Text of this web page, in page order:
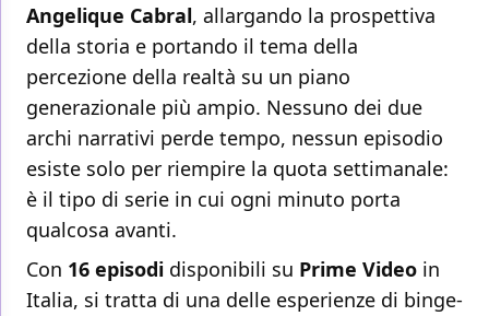
Angelique Cabral, allargando la prospettiva
della storia e portando il tema della
percezione della realtà su un piano
generazionale più ampio. Nessuno dei due
archi narrativi perde tempo, nessun episodio
esiste solo per riempire la quota settimanale:
è il tipo di serie in cui ogni minuto porta
qualcosa avanti.
Con 16 episodi disponibili su Prime Video in
Italia, si tratta di una delle esperienze di binge-